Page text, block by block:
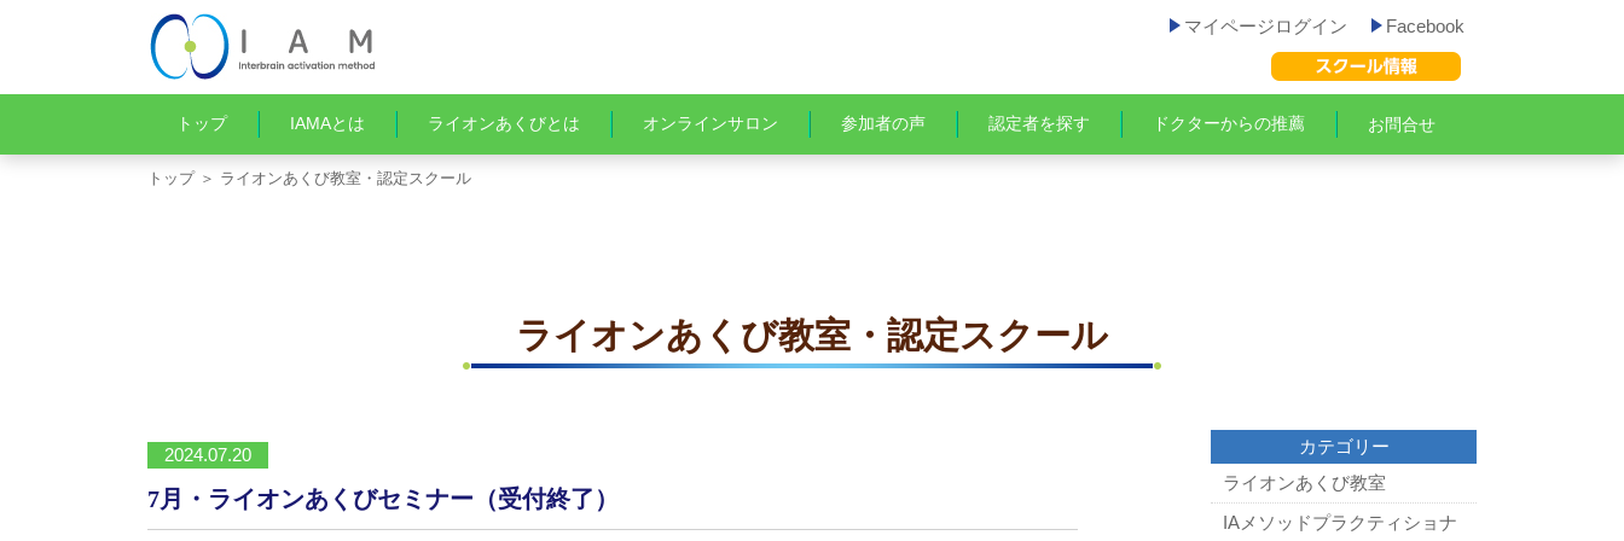
マイページログイン Facebook
トップ IAMAとは ライオンあくびとは オンラインサロン 参加者の声 認定者を探す ドクターからの推薦 お問合せ
トップ＞ ライオンあくび教室・認定スクール
ライオンあくび教室・認定スクール
2024.07.20
7月・ライオンあくびセミナー（受付終了）
カテゴリー
ライオンあくび教室
IAメソッドプラクティショナ